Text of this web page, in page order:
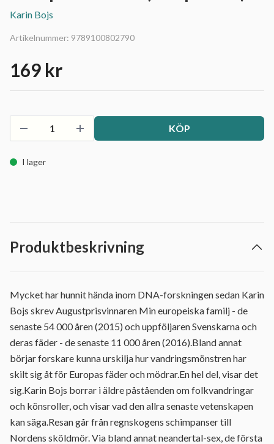
Karin Bojs
Artikelnummer: 9789100802790
169 kr
KÖP
I lager
Produktbeskrivning
Mycket har hunnit hända inom DNA-forskningen sedan Karin
Bojs skrev Augustprisvinnaren Min europeiska familj - de
senaste 54 000 åren (2015) och uppföljaren Svenskarna och
deras fäder - de senaste 11 000 åren (2016).Bland annat
börjar forskare kunna urskilja hur vandringsmönstren har
skilt sig åt för Europas fäder och mödrar.En hel del, visar det
sig.Karin Bojs borrar i äldre påståenden om folkvandringar
och könsroller, och visar vad den allra senaste vetenskapen
kan säga.Resan går från regnskogens schimpanser till
Nordens sköldmör. Via bland annat neandertal-sex, de första